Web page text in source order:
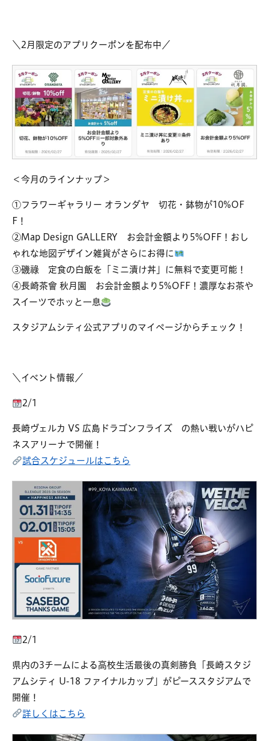
＼2月限定のアプリクーポンを配布中／
＜今月のラインナップ＞
①フラワーギャラリー オランダヤ 切花・鉢物が10%OF
F！
②Map Design GALLERY お会計金額より5%OFF！おし
ゃれな地図デザイン雑貨がさらにお得に
③磯祿 定食の白飯を「ミニ漬け丼」に無料で変更可能！
④長崎茶會 秋月園 お会計金額より5%OFF！濃厚なお茶や
スイーツでホッと一息
スタジアムシティ公式アプリのマイページからチェック！
＼イベント情報／
2/1
長崎ヴェルカ VS 広島ドラゴンフライズ の熱い戦いがハピ
ネスアリーナで開催！
試合スケジュールはこちら
2/1
県内の3チームによる高校生活最後の真剣勝負「長崎スタジ
アムシティ U-18 ファイナルカップ」がピーススタジアムで
開催！
詳しくはこちら